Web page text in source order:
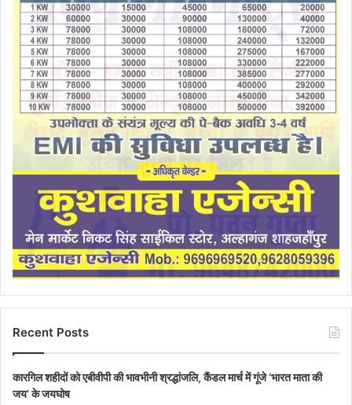
Recent Posts
कारगिल शहीदों को एबीवीपी की भावभीनी श्रद्धांजलि, कैंडल मार्च में गूंजे ‘भारत माता की
जय’ के जयघोष